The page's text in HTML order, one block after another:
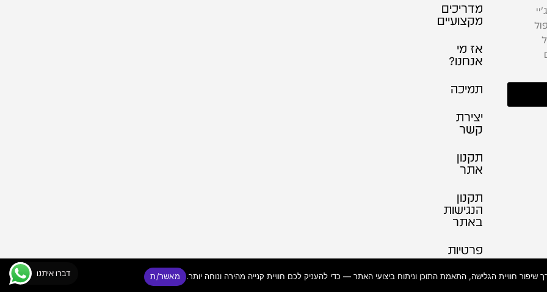
מדריכים
מקצועיים
אז מי
אנחנו?
תמיכה
יצירת
קשר
תקנון
אתר
תקנון
הנגישות
באתר
פרטיות
דברו איתנו מאשר/ת